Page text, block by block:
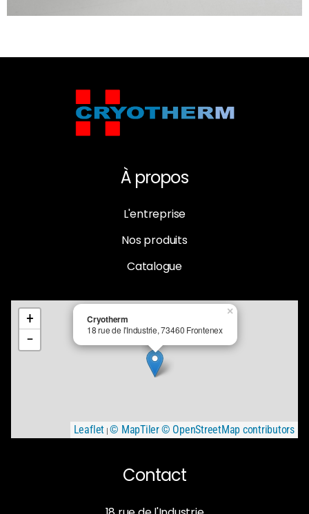
À propos
L'entreprise
Nos produits
Catalogue
Cryotherm
18 rue de l'Industrie, 73460 Frontenex
×
+
−
Leaflet |© MapTiler© OpenStreetMap contributors
Contact